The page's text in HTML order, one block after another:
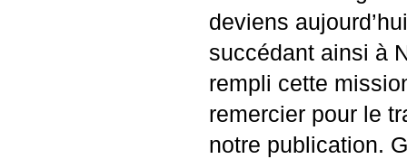
deviens
succédant ainsi à
rempli cette
remercier pour le
notre publication.